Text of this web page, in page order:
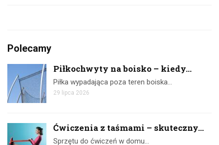
Polecamy
Piłkochwyty na boisko – kiedy...
Piłka wypadająca poza teren boiska…
29 lipca 2026
Ćwiczenia z taśmami – skuteczny...
Sprzętu do ćwiczeń w domu…